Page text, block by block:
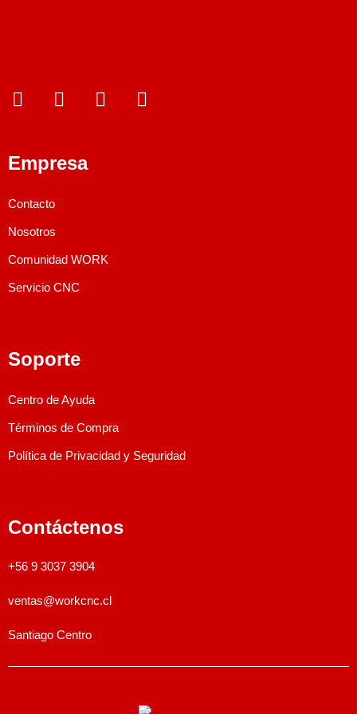
Empresa
Contacto
Nosotros
Comunidad WORK
Servicio CNC
Soporte
Centro de Ayuda
Términos de Compra
Política de Privacidad y Seguridad
Contáctenos
+56 9 3037 3904
ventas@workcnc.cl
Santiago Centro